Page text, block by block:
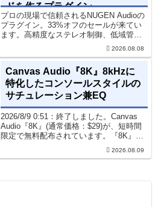
ドを作るプラグイン
プロの現場で信頼されるNUGEN Audioの
プラグイン。33%オフのセールが来てい
ます。高精度なステレオ制御、低域管
理、リバーブツールが揃っています。モ
ます。現在、全...
2026.08.08
Canvas Audio『8K』8kHzに
特化したコンソールスタイルの
サチュレーション兼EQ
2026/8/9 0:51：終了しました。Canvas
Audio『8K』(通常価格：$29)が、短時間
限定で無料配布されています。『8K』
は、手軽に高域の存在感とアナログ的な
質感をミックスに加えることができる
2026.08.09